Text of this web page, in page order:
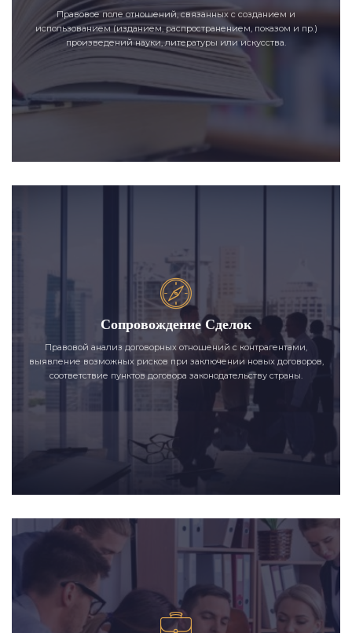
Правовое поле отношений, связанных с созданием и
использованием (изданием, распространением, показом и пр.)
произведений науки, литературы или искусства.
Сопровождение Сделок
Правовой анализ договорных отношений с контрагентами,
выявление возможных рисков при заключении новых договоров,
соответствие пунктов договора законодательству страны.